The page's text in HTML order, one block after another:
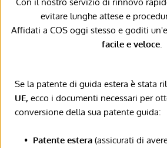
evitare lunghe attese e
Affidati a COS oggi stesso e goditi
facile e veloce.
Se la patente di guida estera è stata
UE, ecco i documenti necessari per
conversione della sua patente guida:
Patente estera (assicurati di